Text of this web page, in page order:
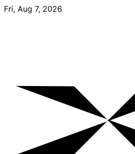
Skip
Fri, Aug 7, 2026